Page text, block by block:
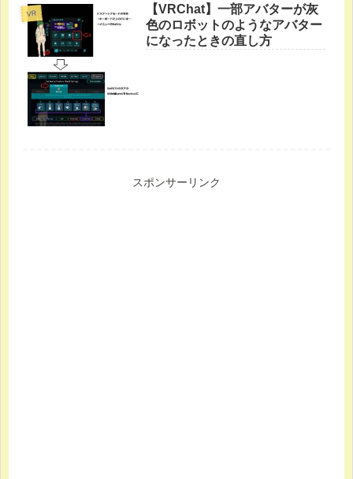
VR
【VRChat】一部アバターが灰
色のロボットのようなアバター
になったときの直し方
スポンサーリンク